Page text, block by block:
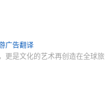
广告翻译
是文化的艺术再创造在全球